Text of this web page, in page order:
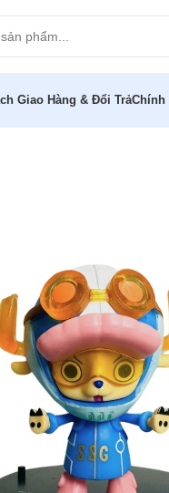
Giao Hàng & Đổi TrảChính